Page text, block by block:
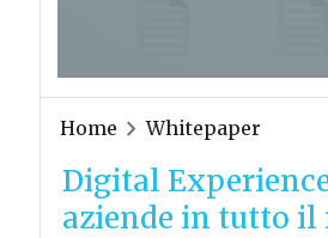
Home Whitepaper
Digital
aziende in tutto il